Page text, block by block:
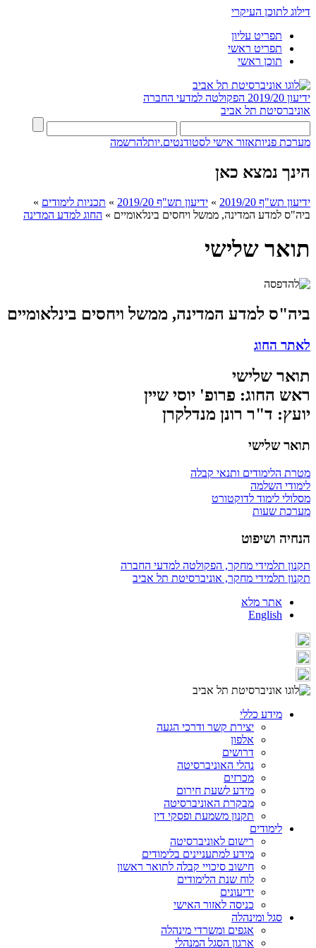
דילוג לתוכן העיקרי
תפריט עליון
תפריט ראשי
תוכן ראשי
ידיעון 2019/20
הפקולטה למדעי החברה
אוניברסיטת תל אביב
מערכת פניותאזור אישי לסטודנטים.יותלהרשמה
הינך נמצא כאן
ידיעון תש"ף 2019/20 » ידיעון תש"ף 2019/20 » תכניות לימודים »
ביה"ס למדע המדינה, ממשל ויחסים בינלאומיים » החוג למדע המדינה
תואר שלישי
ביה"ס למדע המדינה, ממשל ויחסים בינלאומיים
לאתר החוג
תואר שלישי
ראש החוג: פרופ' יוסי שיין
יועץ: ד"ר רונן מנדלקרן
תואר שלישי
מטרת הלימודים ותנאי קבלה
לימודי השלמה
מסלולי לימוד לדוקטורט
מערכת שעות
הנחיה ושיפוט
תקנון תלמידי מחקר, הפקולטה למדעי החברה
תקנון תלמידי מחקר, אוניברסיטת תל אביב
אתר מלא
English
מידע כללי
יצירת קשר ודרכי הגעה
אלפון
דרושים
נהלי האוניברסיטה
מכרזים
מידע לשעת חירום
מבקרת האוניברסיטה
תקנון משמעת ופסקי דין
לימודים
רישום לאוניברסיטה
מידע למתעניינים בלימודים
חישוב סיכויי קבלה לתואר ראשון
לוח שנת הלימודים
ידיעונים
כניסה לאזור האישי
סגל ומינהלה
אגפים ומשרדי מינהלה
ארגון הסגל המנהלי